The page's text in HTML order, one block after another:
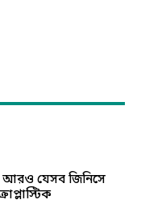
আরও যেসব জিনিসে